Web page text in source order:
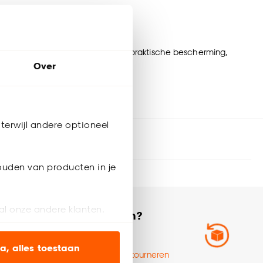
Over
andere optioneel
van producten in je
onze andere klanten.
alles toestaan
zonwering combineert stijl en praktische bescherming,
retourneren?
Zo werkt het
Ruilen en retourneren